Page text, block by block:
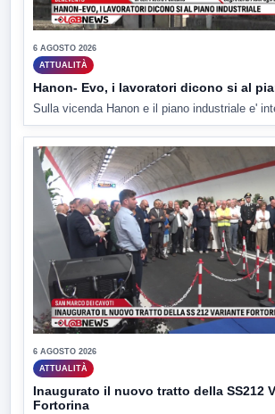
6 AGOSTO 2026
ATTUALITÀ
Hanon- Evo, i lavoratori dicono si al
Sulla vicenda Hanon e il piano industriale e'
6 AGOSTO 2026
ATTUALITÀ
Inaugurato il nuovo tratto della SS212
Fortorina